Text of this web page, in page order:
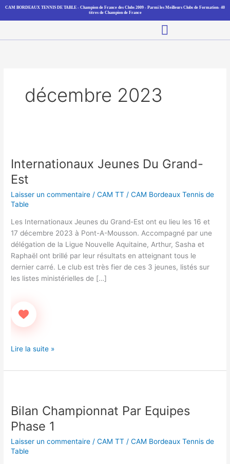
Aller
CAM BORDEAUX TENNIS DE TABLE - Champion de France des Clubs 2009 - Parmi les Meilleurs Clubs de Formation- 40
titres de Champion de France
Main
Menu
décembre 2023
Internationaux Jeunes Du Grand-
Est
Laisser un commentaire /CAM TT /CAM Bordeaux Tennis de
Table
Les Internationaux Jeunes du Grand-Est ont eu lieu les 16 et
17 décembre 2023 à Pont-A-Mousson. Accompagné par une
délégation de la Ligue Nouvelle Aquitaine, Arthur, Sasha et
Raphaël ont brillé par leur résultats en atteignant tous le
dernier carré. Le club est très fier de ces 3 jeunes, listés sur
les listes ministérielles de […]
Du
Grand-
Est
Lire la suite »
Bilan Championnat Par Equipes
Phase 1
Laisser un commentaire /CAM TT /CAM Bordeaux Tennis de
Table
Par
Equipes
Phase
1